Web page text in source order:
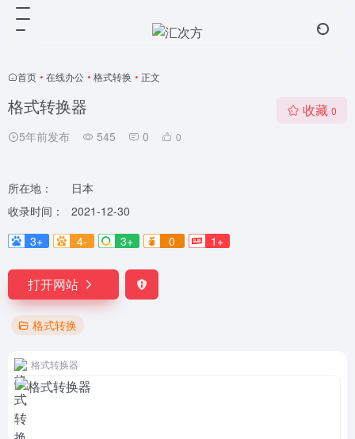
首页 • 在线办公 • 格式转换 • 正文
格式转换器
5年前发布 545 0 0
收藏 0
所在地：
日本
收录时间：
2021-12-30
3+
4- 3+ 0 1+
打开网站
格式转换
格式转换器